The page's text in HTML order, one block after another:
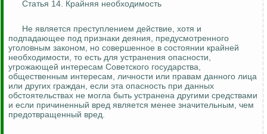
Статья 14. Крайняя необходимость
Не является преступлением действие, хотя и
подпадающее под признаки деяния, предусмотренного
уголовным законом, но совершенное в состоянии крайней
необходимости, то есть для устранения опасности,
угрожающей интересам Советского государства,
общественным интересам, личности или правам данного лица
или других граждан, если эта опасность при данных
обстоятельствах не могла быть устранена другими средствами
и если причиненный вред является менее значительным, чем
предотвращенный вред.